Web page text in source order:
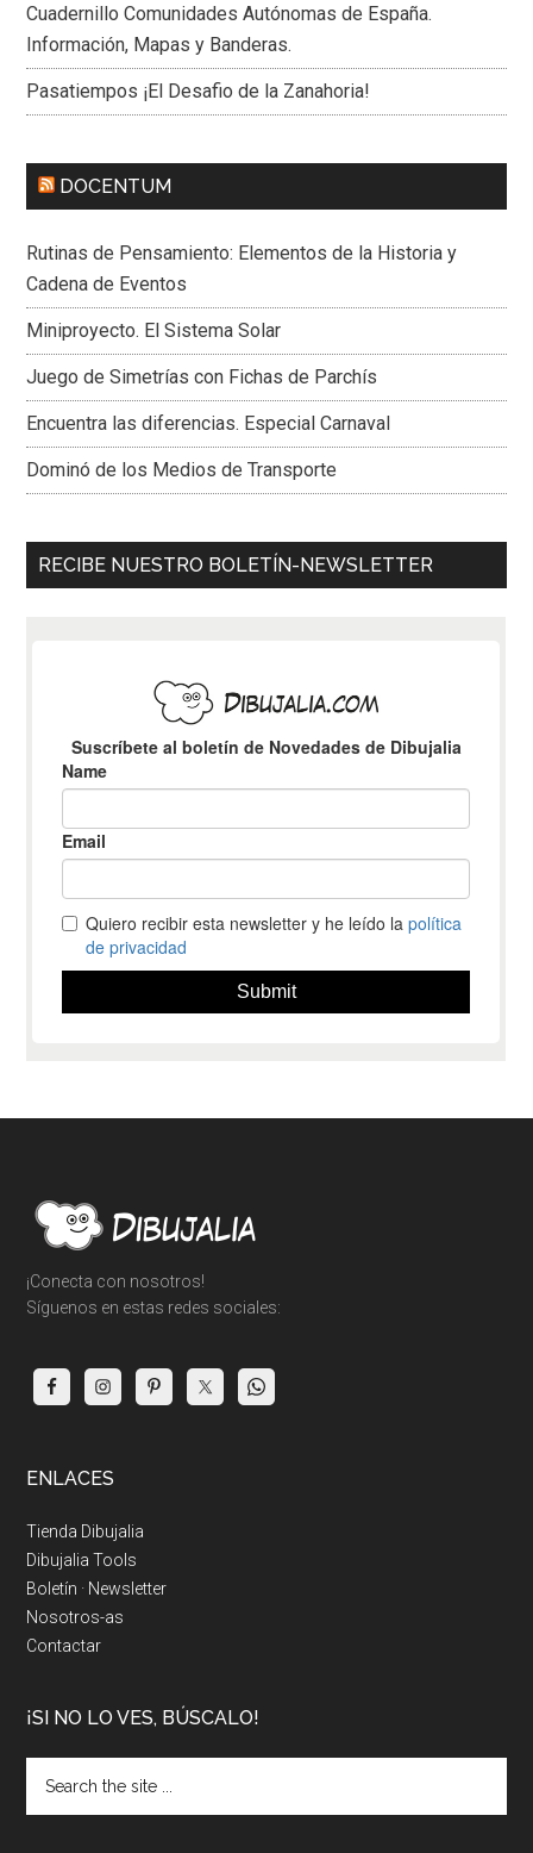
Cuadernillo Comunidades Autónomas de España.
Información, Mapas y Banderas.
Pasatiempos ¡El Desafio de la Zanahoria!
DOCENTUM
Rutinas de Pensamiento: Elementos de la Historia y
Cadena de Eventos
Miniproyecto. El Sistema Solar
Juego de Simetrías con Fichas de Parchís
Encuentra las diferencias. Especial Carnaval
Dominó de los Medios de Transporte
RECIBE NUESTRO BOLETÍN-NEWSLETTER
Footer
¡Conecta con nosotros!
Síguenos en estas redes sociales:
ENLACES
Tienda Dibujalia
Dibujalia Tools
Boletín · Newsletter
Nosotros-as
Contactar
¡SI NO LO VES, BÚSCALO!
the